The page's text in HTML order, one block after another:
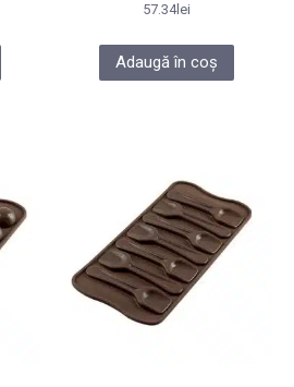
57.34lei
Adaugă în coș